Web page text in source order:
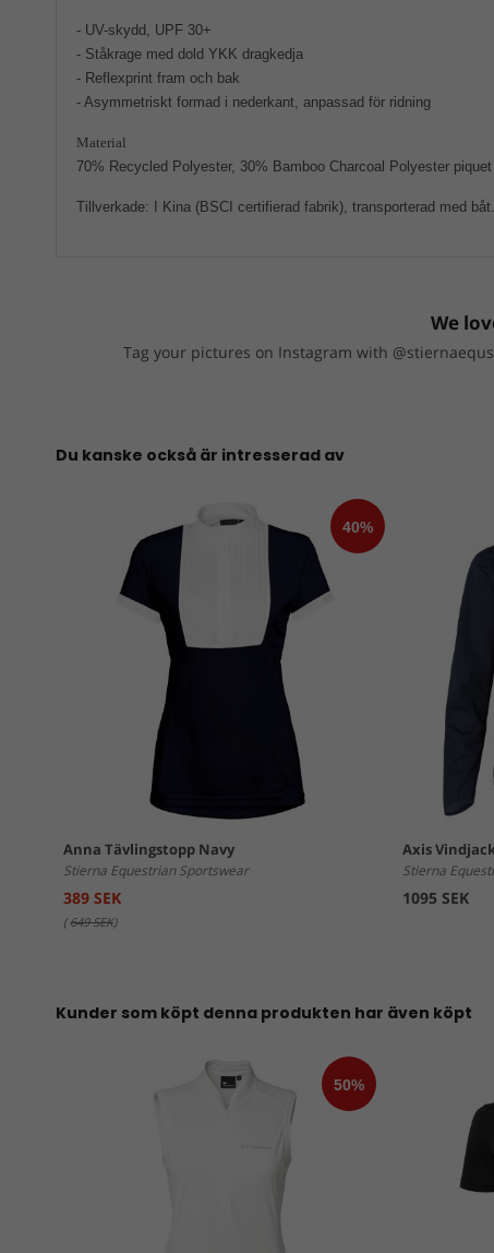
- UV-skydd, UPF 30+
- Ståkrage med dold YKK dragkedja
- Reflexprint fram och bak
- Asymmetriskt formad i nederkant, anpassad för ridning
Material
70% Recycled Polyester, 30% Bamboo Charcoal Polyester piquet
Tillverkade: I Kina (BSCI certifierad fabrik), transporterad med båt.
We
Tag your pictures on Instagram with
Du kanske också är intresserad av
Anna Tävlingstopp Navy
Stierna Equestrian Sportswear
389 SEK
(649 SEK)
Axis
Stierna
1095 SEK
Kunder som köpt denna produkten har även köpt